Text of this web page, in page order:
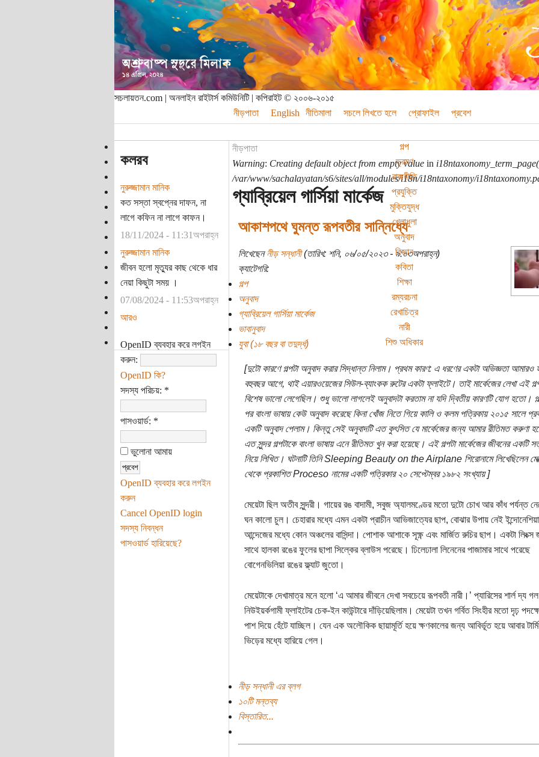
সচলায়তন.com | অনলাইন রাইটার্স কমিউনিটি | কপিরাইট © ২০০৬-২০১৫
নীড়পাতা
English নীতিমালা সচলে লিখতে হলে প্রোফাইল প্রবেশ
গল্প
ভ্রমণ
রাজনীতি
প্রযুক্তি
মুক্তিযুদ্ধ
খেলাধুলা
অনুবাদ
বিজ্ঞান
কবিতা
শিক্ষা
রম্যরচনা
রেখাচিত্র
নারী
শিশু অধিকার
কলরব
নুরুজ্জামান মানিক
কত সস্তা স্বপ্নের দাফন, না
লাগে কফিন না লাগে কাফন।
18/11/2024 - 11:31অপরাহ্ন
নুরুজ্জামান মানিক
জীবন হলো মৃত্যুর কাছ থেকে ধার
নেয়া কিছুটা সময় ।
07/08/2024 - 11:53অপরাহ্ন
আরও
OpenID ব্যবহার করে লগইন
করুন:
OpenID কি?
সদস্য পরিচয়: *
পাসওয়ার্ড: *
ভুলোনা আমায়
OpenID ব্যবহার করে লগইন
করুন
Cancel OpenID login
সদস্য নিবন্ধন
পাসওয়ার্ড হারিয়েছে?
নীড়পাতা
Warning: Creating default object from empty valuein
/var/www/sachalayatan/s6/sites/all/modules/i18n/i18ntaxonomy/
গ্যাব্রিয়েল গার্সিয়া মার্কেজ
আকাশপথে ঘুমন্ত রূপবতীর সান্নিধ্যে
লিখেছেননীড় সন্ধানী(তারিখ: শনি, ০৬/০৫/২০২৩ - ৯:০৩অপরাহ্ন)
ক্যাটেগরি:
গল্প
অনুবাদ
গ্যাব্রিয়েল গার্সিয়া মার্কেজ
ভাবানুবাদ
যুবা (১৮ বছর বা তদুর্দ্ধ)
[দুটো কারণে গল্পটা অনুবাদ করার সিদ্ধান্ত নিলাম। প্রথম কারণ: এ ধরণের একটা অভিজ্ঞতা আমারও
বহুবছর আগে, থাই এয়ারওয়েজের সিউল-ব্যাংকক রুটের একটা ফ্লাইটে। তাই মার্কেজের লেখা এই
বিশেষ ভালো লেগেছিল। শুধু ভালো লাগলেই অনুবাদটা করতাম না যদি দ্বিতীয় কারণটি যোগ হতো।
পর বাংলা ভাষায় কেউ অনুবাদ করেছে কিনা খোঁজ নিতে গিয়ে কালি ও কলম পত্রিকায় ২০১৫ সালে
একটি অনুবাদ পেলাম। কিন্তু সেই অনুবাদটি এত কুৎসিত যে মার্কেজের জন্য আমার রীতিমত করুণা
এত সুন্দর গল্পটাকে বাংলা ভাষায় এনে রীতিমত খুন করা হয়েছে। এই গল্পটা মার্কেজের জীবনের একটি
নিয়ে লিখিত। ঘটনাটি তিনি Sleeping Beauty on the Airplane শিরোনামে লিখেছিলেন
থেকে প্রকাশিত Proceso নামের একটি পত্রিকার ২০ সেপ্টেম্বর ১৯৮২ সংখ্যায় ]
মেয়েটা ছিল অতীব সুন্দরী। গায়ের রঙ বাদামী, সবুজ অ্যালমণ্ডের মতো দুটো চোখ আর কাঁধ পর্যন্ত
ঘন কালো চুল। চেহারার মধ্যে এমন একটা প্রাচীন আভিজাত্যের ছাপ, বোঝার উপায় নেই
আন্দেজের মধ্যে কোন অঞ্চলের বাসিন্দা। পোশাক আশাকে সূক্ষ্ণ এবং মার্জিত রুচির ছাপ। একটা লিংক্স
সাথে হালকা রঙের ফুলের ছাপা সিল্কের ব্লাউস পরেছে। ঢিলেঢালা লিনেনের পাজামার সাথে পরেছে
বোগেনভিলিয়া রঙের ফ্ল্যাট জুতো।
মেয়েটাকে দেখামাত্র মনে হলো ‘এ আমার জীবনে দেখা সবচেয়ে রূপবতী নারী।’ প্যারিসের শার্ল দ্য গল
নিউইয়র্কগামী ফ্লাইটের চেক-ইন কাউন্টারে দাঁড়িয়েছিলাম। মেয়েটা তখন গর্বিত সিংহীর মতো দৃঢ়
পাশ দিয়ে হেঁটে যাচ্ছিল। যেন এক অলৌকিক ছায়ামূর্তি হয়ে ক্ষণকালের জন্য আবির্ভূত হয়ে আবার
ভিড়ের মধ্যে হারিয়ে গেল।
নীড় সন্ধানী এর ব্লগ
১০টি মন্তব্য
বিস্তারিত...